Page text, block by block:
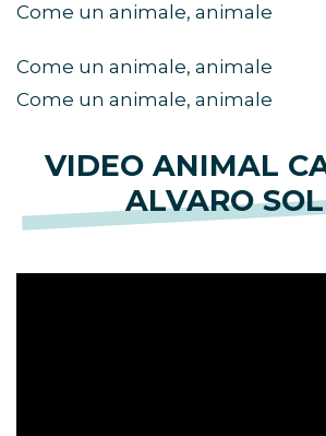
Come un animale, animale
Come un animale, animale
Come un animale, animale
VIDEO ANIMAL
ALVARO